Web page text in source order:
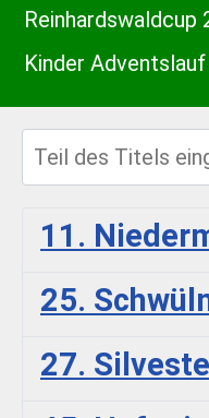
Reinhardswaldcup
Kinder
Teil des Titels
11.
25.
27.